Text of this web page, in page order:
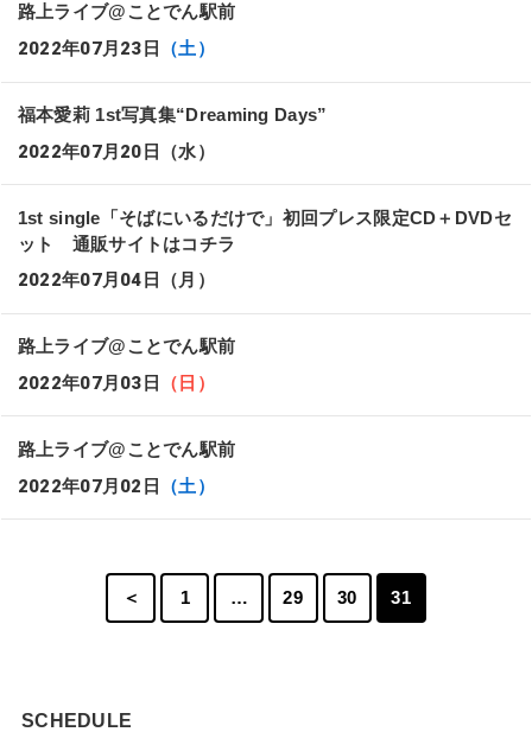
路上ライブ@ことでん駅前
2022年07月23日 （土）
福本愛莉 1st写真集“Dreaming Days”
2022年07月20日 （水）
1st single「そばにいるだけで」初回プレス限定CD＋DVDセ
ット 通販サイトはコチラ
2022年07月04日 （月）
路上ライブ@ことでん駅前
2022年07月03日 （日）
路上ライブ@ことでん駅前
2022年07月02日 （土）
＜ 1 … 29 30 31
SCHEDULE